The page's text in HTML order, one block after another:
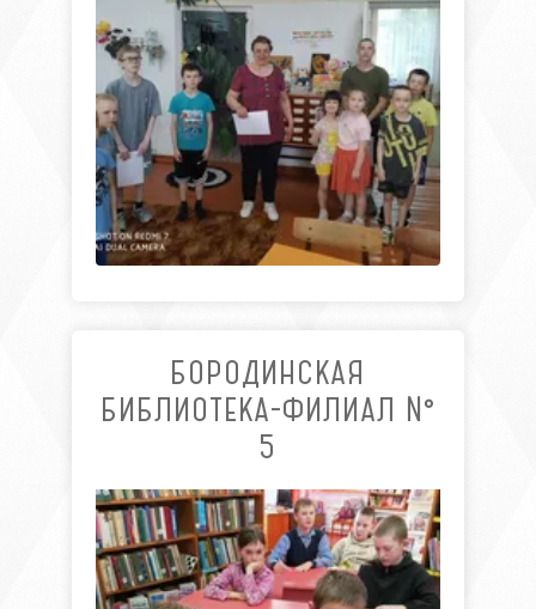
БОРОДИНСКАЯ
БИБЛИОТЕКА-ФИЛИАЛ №
5